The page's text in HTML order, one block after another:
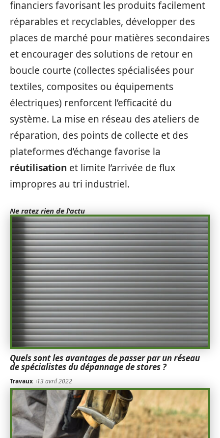
financiers favorisant les produits facilement
réparables et recyclables, développer des
places de marché pour matières secondaires
et encourager des solutions de retour en
boucle courte (collectes spécialisées pour
textiles, composites ou équipements
électriques) renforcent l’efficacité du
système. La mise en réseau des ateliers de
réparation, des points de collecte et des
plateformes d’échange favorise la
réutilisation et limite l’arrivée de flux
impropres au tri industriel.
Ne ratez rien de l'actu
Quels sont les avantages de passer par un réseau
de spécialistes du dépannage de stores ?
Travaux 13 avril 2022